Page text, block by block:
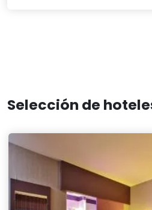
Selección de